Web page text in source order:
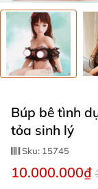
Búp bê tình
tỏa sinh lý
Sku: 15745
10.000.000₫